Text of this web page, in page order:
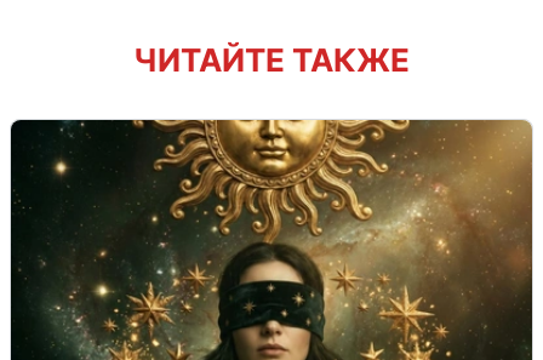
ЧИТАЙТЕ ТАКЖЕ